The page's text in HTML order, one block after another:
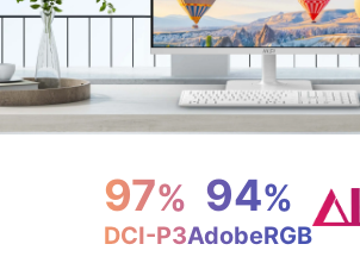
97%
DCI-P3
94%
AdobeRGB